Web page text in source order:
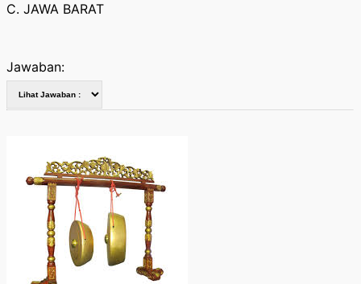
C. JAWA BARAT
Jawaban: